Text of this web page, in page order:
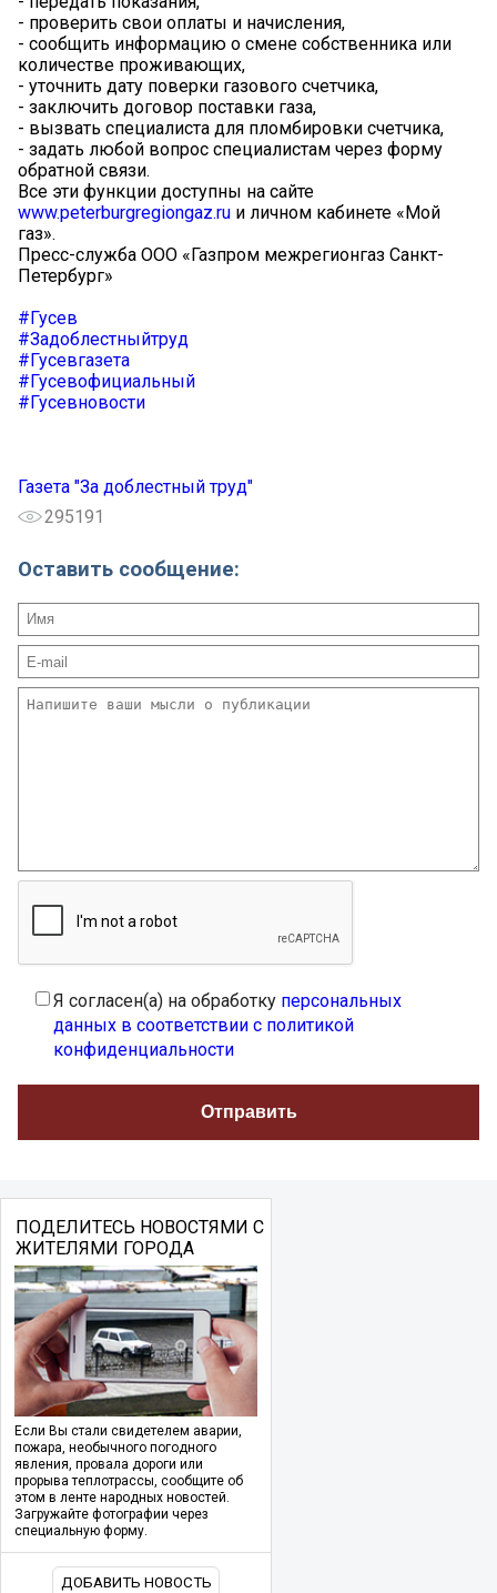
- проверить свои оплаты и начисления,
- сообщить информацию о смене собственника или
количестве проживающих,
- уточнить дату поверки газового счетчика,
- заключить договор поставки газа,
- вызвать специалиста для пломбировки счетчика,
- задать любой вопрос специалистам через форму
обратной связи.
Все эти функции доступны на сайте
www.peterburgregiongaz.ru и личном кабинете «Мой
газ».
Пресс-служба ООО «Газпром межрегионгаз Санкт-
Петербург»
#Гусев
#Задоблестныйтруд
#Гусевгазета
#Гусевофициальный
#Гусевновости
Газета "За доблестный труд"
295191
Оставить сообщение:
Я согласен(а) на обработку персональных
данных в соответствии с политикой
конфиденциальности
ПОДЕЛИТЕСЬ НОВОСТЯМИ С
ЖИТЕЛЯМИ ГОРОДА
Если Вы стали свидетелем аварии,
пожара, необычного погодного
явления, провала дороги или
прорыва теплотрассы, сообщите об
этом в ленте народных новостей.
Загружайте фотографии через
специальную форму.
ДОБАВИТЬ НОВОСТЬ